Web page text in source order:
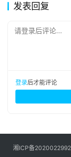
发表回复
请登录后评论...
登录后才能评论
湘ICP备